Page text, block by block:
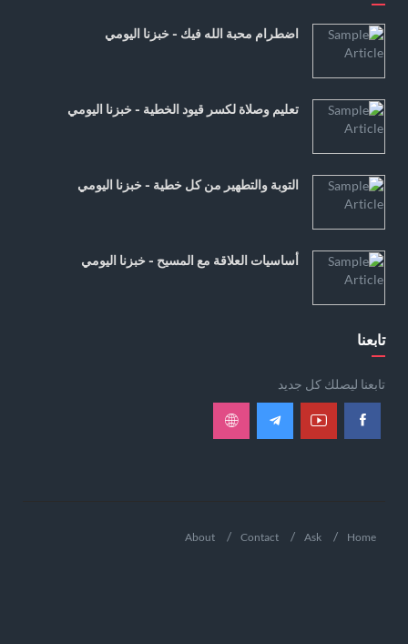
اضطرام محبة الله فيك - خبزنا اليومي
تعليم وصلاة لكسر قيود الخطية - خبزنا اليومي
التوبة والتطهير من كل خطية - خبزنا اليومي
أساسيات العلاقة مع المسيح - خبزنا اليومي
تابعنا
تابعنا ليصلك كل جديد
Home
Ask
Contact
About